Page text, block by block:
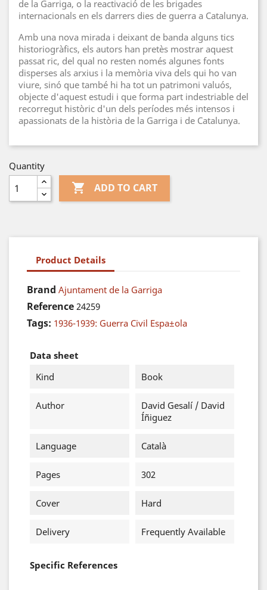
de la Garriga, o la reactivació de les brigades
internacionals en els darrers dies de guerra a Catalunya.
Amb una nova mirada i deixant de banda alguns tics
historiogràfics, els autors han pretès mostrar aquest
passat ric, del qual no resten només algunes fonts
disperses als arxius i la memòria viva dels qui ho van
viure, sinó que també hi ha tot un patrimoni valuós,
objecte d'aquest estudi i que forma part indestriable del
recorregut històric d'un dels períodes més intensos i
apassionats de la història de la Garriga i de Catalunya.
Quantity
 ADD TO CART
Product Details
Brand Ajuntament de la Garriga
Reference 24259
Tags: 1936-1939: Guerra Civil Espa±ola
Data sheet
Kind
Book
Author
David Gesalí / David
Íñiguez
Language Català
Pages 302
Cover Hard
Delivery Frequently Available
Specific References